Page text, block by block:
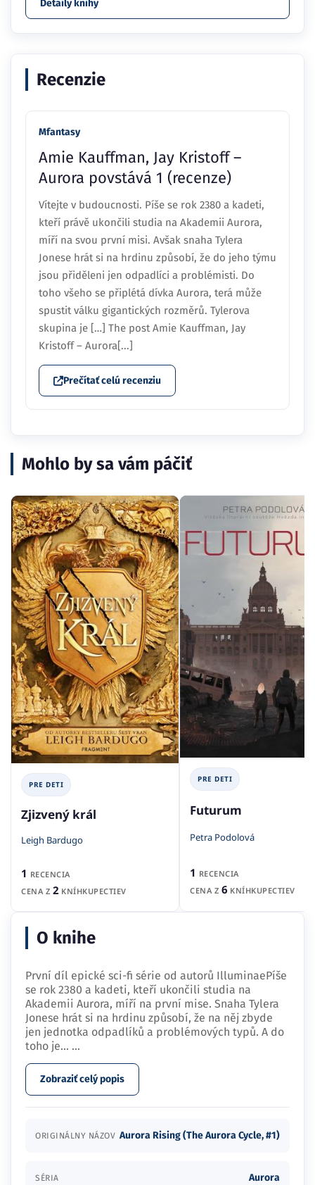
Mfantasy
Aurora povstává 1 (recenze)
Vítejte v budoucnosti. Píše se rok 2380 a kadeti,
kteří právě ukončili studia na Akademii Aurora,
Jonese hrát si na hrdinu způsobí, že do jeho týmu
jsou přiděleni jen odpadlíci a problémisti. Do
toho všeho se připlétá dívka Aurora, terá může
spustit válku gigantických rozměrů. Tylerova
skupina je […] The post Amie Kauffman, Jay
Kristoff – Aurora[...]
Prečítať celú recenziu
PRE DETI
Zjizvený král
CENA Z2KNÍHKUPECTIEV
PRE DETI
CENA Z6KNÍHKUPECTIEV
O knihe
První díl epické sci-fi série od autorů IlluminaePíše
se rok 2380 a kadeti, kteří ukončili studia na
Jonese hrát si na hrdinu způsobí, že na něj zbyde
jen jednotka odpadlíků a problémových typů. A do
toho je…...
Zobraziť celý popis
Aurora Rising (The Aurora Cycle, #1)
SÉRIA Aurora
Recenzie (1)